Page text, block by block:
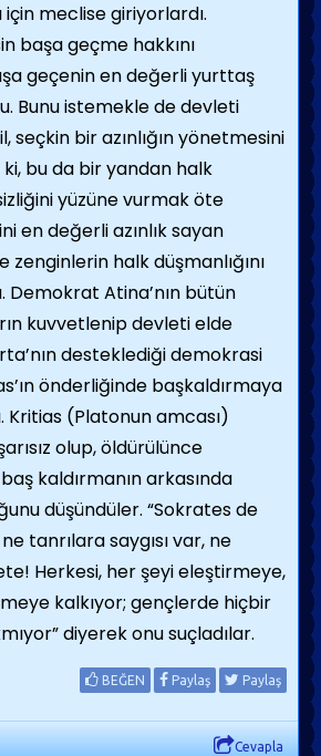
meclise giriyorlardı.
başa geçme hakkını
geçenin en değerli yurttaş
Bunu istemekle de devleti
seçkin bir azınlığın yönetmesini
bu da bir yandan halk
yüzüne vurmak öte
en değerli azınlık sayan
halk düşmanlığını
Demokrat Atina’nın bütün
kuvvetlenip devleti elde
desteklediği demokrasi
önderliğinde başkaldırmaya
Kritias (Platonun amcası)
olup, öldürülünce
kaldırmanın arkasında
düşündüler. “Sokrates de
tanrılara saygısı var, ne
Herkesi, her şeyi eleştirmeye,
kalkıyor; gençlerde hiçbir
diyerek onu suçladılar.
BEĞEN Paylaş Paylaş
Cevapla